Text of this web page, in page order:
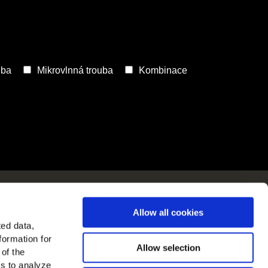
data,
for
the
to analyze
Allow all cookies
Allow selection
nás na